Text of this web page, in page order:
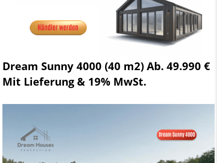
Dream Sunny 4000 (40 m2) Ab. 49.990 €
Mit Lieferung & 19% MwSt.